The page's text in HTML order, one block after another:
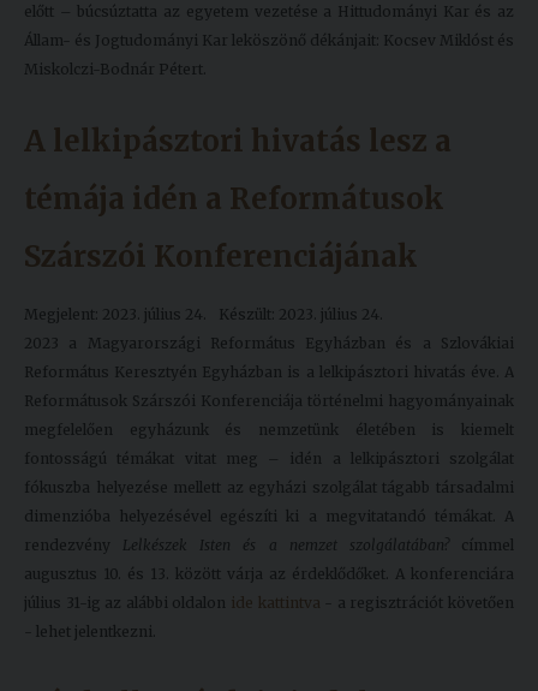
előtt – búcsúztatta az egyetem vezetése a Hittudományi Kar és az
Állam- és Jogtudományi Kar leköszönő dékánjait: Kocsev Miklóst és
Miskolczi-Bodnár Pétert.
A lelkipásztori hivatás lesz a
témája idén a Reformátusok
Szárszói Konferenciájának
Megjelent: 2023. július 24.
Készült: 2023. július 24.
2023 a Magyarországi Református Egyházban és a Szlovákiai
Református Keresztyén Egyházban is a lelkipásztori hivatás éve. A
Reformátusok Szárszói Konferenciája történelmi hagyományainak
megfelelően egyházunk és nemzetünk életében is kiemelt
fontosságú témákat vitat meg – idén a lelkipásztori szolgálat
fókuszba helyezése mellett az egyházi szolgálat tágabb társadalmi
dimenzióba helyezésével egészíti ki a megvitatandó témákat. A
rendezvény Lelkészek Isten és a nemzet szolgálatában?
címmel
augusztus 10. és 13. között várja az érdeklődőket. A konferenciára
július 31-ig az alábbi oldalon ide kattintva - a regisztrációt követően
- lehet jelentkezni.